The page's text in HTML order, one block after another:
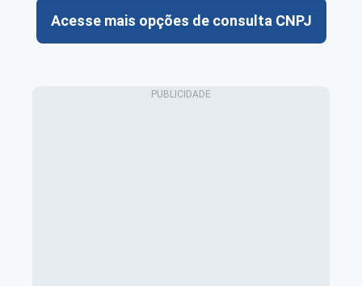
Acesse mais opções de consulta CNPJ